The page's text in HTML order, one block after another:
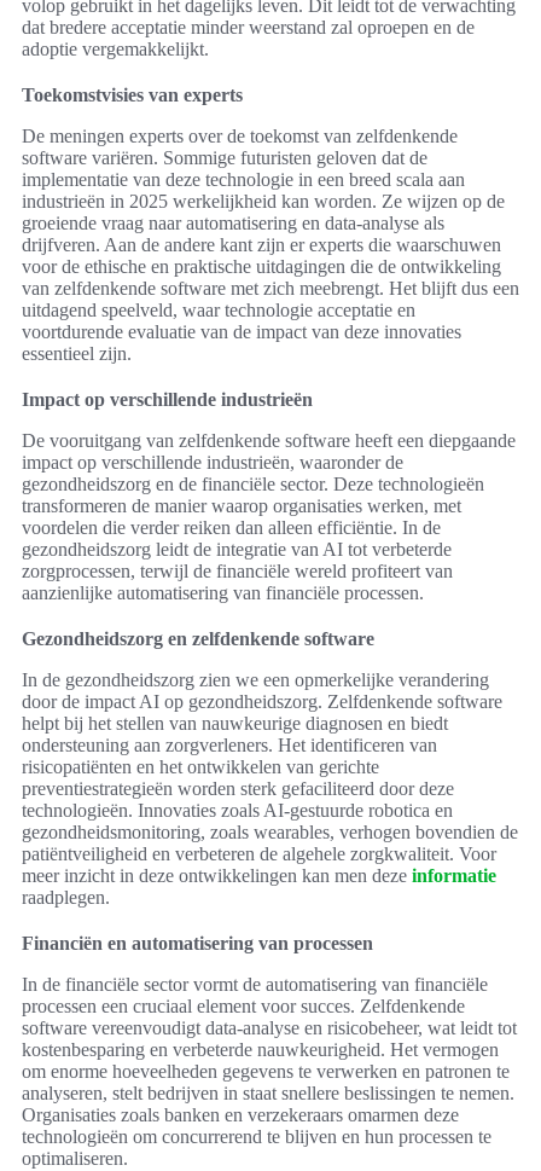
volop gebruikt in het dagelijks leven. Dit leidt tot de verwachting
dat bredere acceptatie minder weerstand zal oproepen en de
adoptie vergemakkelijkt.
Toekomstvisies van experts
De meningen experts over de toekomst van zelfdenkende
software variëren. Sommige futuristen geloven dat de
implementatie van deze technologie in een breed scala aan
industrieën in 2025 werkelijkheid kan worden. Ze wijzen op de
groeiende vraag naar automatisering en data-analyse als
drijfveren. Aan de andere kant zijn er experts die waarschuwen
voor de ethische en praktische uitdagingen die de ontwikkeling
van zelfdenkende software met zich meebrengt. Het blijft dus een
uitdagend speelveld, waar technologie acceptatie en
voortdurende evaluatie van de impact van deze innovaties
essentieel zijn.
Impact op verschillende industrieën
De vooruitgang van zelfdenkende software heeft een diepgaande
impact op verschillende industrieën, waaronder de
gezondheidszorg en de financiële sector. Deze technologieën
transformeren de manier waarop organisaties werken, met
voordelen die verder reiken dan alleen efficiëntie. In de
gezondheidszorg leidt de integratie van AI tot verbeterde
zorgprocessen, terwijl de financiële wereld profiteert van
aanzienlijke automatisering van financiële processen.
Gezondheidszorg en zelfdenkende software
In de gezondheidszorg zien we een opmerkelijke verandering
door de impact AI op gezondheidszorg. Zelfdenkende software
helpt bij het stellen van nauwkeurige diagnosen en biedt
ondersteuning aan zorgverleners. Het identificeren van
risicopatiënten en het ontwikkelen van gerichte
preventiestrategieën worden sterk gefaciliteerd door deze
technologieën. Innovaties zoals AI-gestuurde robotica en
gezondheidsmonitoring, zoals wearables, verhogen bovendien de
patiëntveiligheid en verbeteren de algehele zorgkwaliteit. Voor
meer inzicht in deze ontwikkelingen kan men deze informatie
raadplegen.
Financiën en automatisering van processen
In de financiële sector vormt de automatisering van financiële
processen een cruciaal element voor succes. Zelfdenkende
software vereenvoudigt data-analyse en risicobeheer, wat leidt tot
kostenbesparing en verbeterde nauwkeurigheid. Het vermogen
om enorme hoeveelheden gegevens te verwerken en patronen te
analyseren, stelt bedrijven in staat snellere beslissingen te nemen.
Organisaties zoals banken en verzekeraars omarmen deze
technologieën om concurrerend te blijven en hun processen te
optimaliseren.